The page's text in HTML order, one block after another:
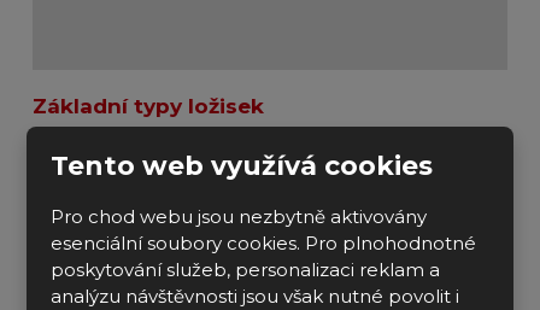
Základní typy ložisek
V K2 INDUSTRY považujeme ložisko za
podívat na jejich rozdělení.
Celý článek
Tento web využívá cookies
Pro chod webu jsou nezbytně aktivovány
esenciální soubory cookies. Pro plnohodnotné
poskytování služeb, personalizaci reklam a
analýzu návštěvnosti jsou však nutné povolit i